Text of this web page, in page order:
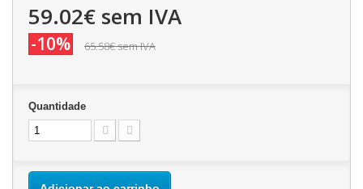
59.02€ sem IVA
-10% 65.58€sem IVA
Quantidade